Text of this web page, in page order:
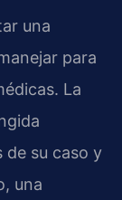
una
para
La
de su caso y
una